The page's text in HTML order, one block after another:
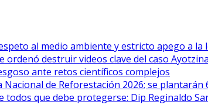
al medio ambiente y estricto apego a la
ordenó destruir videos clave del caso
ante retos científicos complejos
de Reforestación 2026; se
todos que debe protegerse: Dip Reginaldo